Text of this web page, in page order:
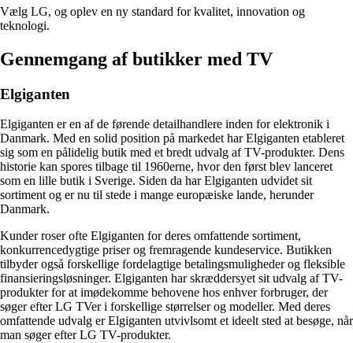
Vælg LG, og oplev en ny standard for kvalitet, innovation og
teknologi.
Gennemgang af butikker med TV
Elgiganten
Elgiganten er en af de førende detailhandlere inden for elektronik i
Danmark. Med en solid position på markedet har Elgiganten etableret
sig som en pålidelig butik med et bredt udvalg af TV-produkter. Dens
historie kan spores tilbage til 1960erne, hvor den først blev lanceret
som en lille butik i Sverige. Siden da har Elgiganten udvidet sit
sortiment og er nu til stede i mange europæiske lande, herunder
Danmark.
Kunder roser ofte Elgiganten for deres omfattende sortiment,
konkurrencedygtige priser og fremragende kundeservice. Butikken
tilbyder også forskellige fordelagtige betalingsmuligheder og fleksible
finansieringsløsninger. Elgiganten har skræddersyet sit udvalg af TV-
produkter for at imødekomme behovene hos enhver forbruger, der
søger efter LG TVer i forskellige størrelser og modeller. Med deres
omfattende udvalg er Elgiganten utvivlsomt et ideelt sted at besøge, når
man søger efter LG TV-produkter.